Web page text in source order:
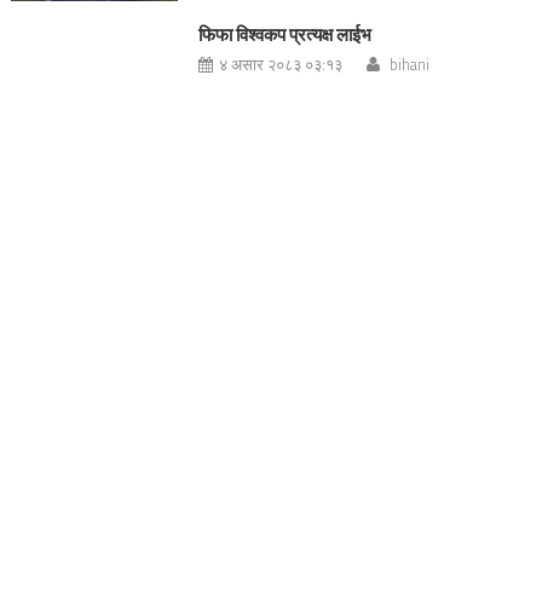
फिफा विश्वकप प्रत्यक्ष लाईभ
४ असार २०८३ ०३:१३ bihani